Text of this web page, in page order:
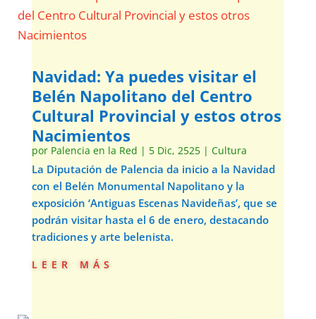
Navidad: Ya puedes visitar el
Belén Napolitano del Centro
Cultural Provincial y estos otros
Nacimientos
por Palencia en la Red | 5 Dic, 2525| Cultura
La Diputación de Palencia da inicio a la Navidad
con el Belén Monumental Napolitano y la
exposición ‘Antiguas Escenas Navideñas’, que se
podrán visitar hasta el 6 de enero, destacando
tradiciones y arte belenista.
leer más